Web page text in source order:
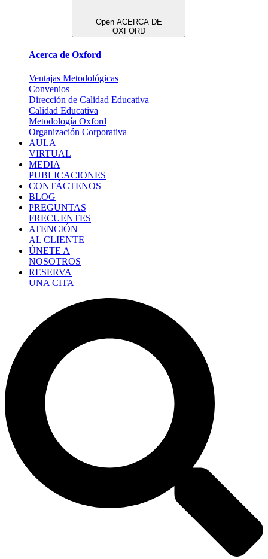
Open ACERCA DE
OXFORD
Acerca de Oxford
Ventajas Metodológicas
Convenios
Dirección de Calidad Educativa
Calidad Educativa
Metodología Oxford
Organización Corporativa
AULA
VIRTUAL
MEDIA
PUBLICACIONES
CONTÁCTENOS
BLOG
PREGUNTAS
FRECUENTES
ATENCIÓN
AL CLIENTE
ÚNETE A
NOSOTROS
RESERVA
UNA CITA